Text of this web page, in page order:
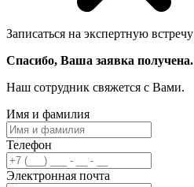
Записаться на экспертную встречу
Спасибо, Ваша заявка получена.
Наш сотрудник свяжется с Вами.
Имя и фамилия
Телефон
Электронная почта